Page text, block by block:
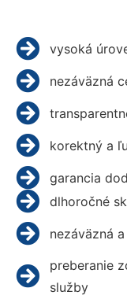
vysoká
nezáväzná
korektný a
garancia
dlhoročné
nezáväzná
preberanie
služby